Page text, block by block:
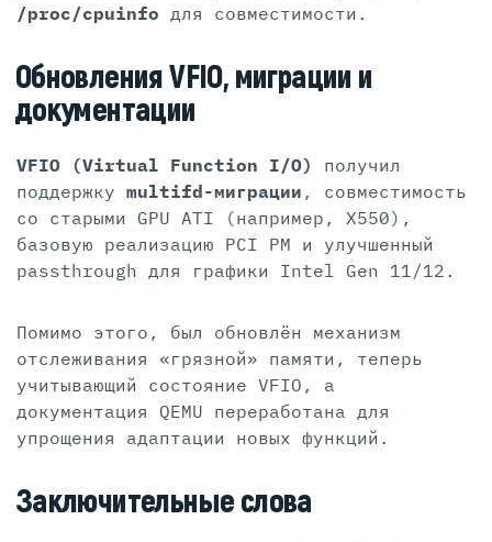
/proc/cpuinfo для совместимости.
Обновления VFIO, миграции и
документации
VFIO (Virtual Function I/O)
получил
поддержку multifd-миграции , совместимость
со старыми GPU ATI (например, X550),
базовую реализацию PCI PM и улучшенный
passthrough для графики Intel Gen 11/12.
Помимо этого, был обновлён механизм
отслеживания «грязной» памяти, теперь
учитывающий состояние VFIO, а
документация QEMU переработана для
упрощения адаптации новых функций.
Заключительные слова